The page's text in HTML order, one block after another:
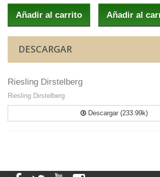
Añadir al carrito Añadir al
DESCARGAR
Riesling Dirstelberg
Riesling Dirstelberg
Descargar (233.99k)